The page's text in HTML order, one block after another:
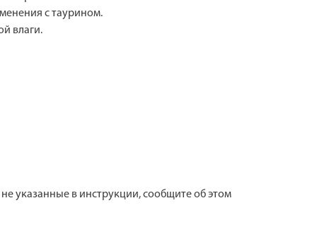
с таурином.
влаги.
указанные в инструкции, сообщите об этом